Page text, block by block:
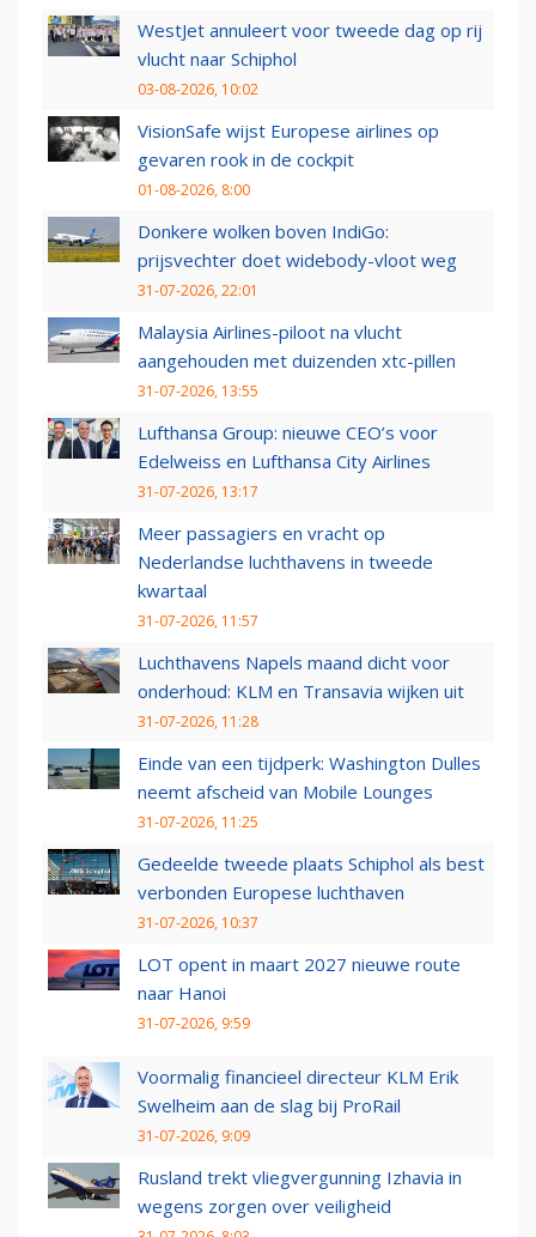
WestJet annuleert voor tweede dag op rij
vlucht naar Schiphol
03-08-2026, 10:02
VisionSafe wijst Europese airlines op
gevaren rook in de cockpit
01-08-2026, 8:00
Donkere wolken boven IndiGo:
prijsvechter doet widebody-vloot weg
31-07-2026, 22:01
Malaysia Airlines-piloot na vlucht
aangehouden met duizenden xtc-pillen
31-07-2026, 13:55
Lufthansa Group: nieuwe CEO’s voor
Edelweiss en Lufthansa City Airlines
31-07-2026, 13:17
Meer passagiers en vracht op
Nederlandse luchthavens in tweede
kwartaal
31-07-2026, 11:57
Luchthavens Napels maand dicht voor
onderhoud: KLM en Transavia wijken uit
31-07-2026, 11:28
Einde van een tijdperk: Washington Dulles
neemt afscheid van Mobile Lounges
31-07-2026, 11:25
Gedeelde tweede plaats Schiphol als best
verbonden Europese luchthaven
31-07-2026, 10:37
LOT opent in maart 2027 nieuwe route
naar Hanoi
31-07-2026, 9:59
Voormalig financieel directeur KLM Erik
Swelheim aan de slag bij ProRail
31-07-2026, 9:09
Rusland trekt vliegvergunning Izhavia in
wegens zorgen over veiligheid